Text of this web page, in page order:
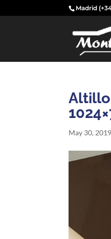
Madrid
May 30, 2019